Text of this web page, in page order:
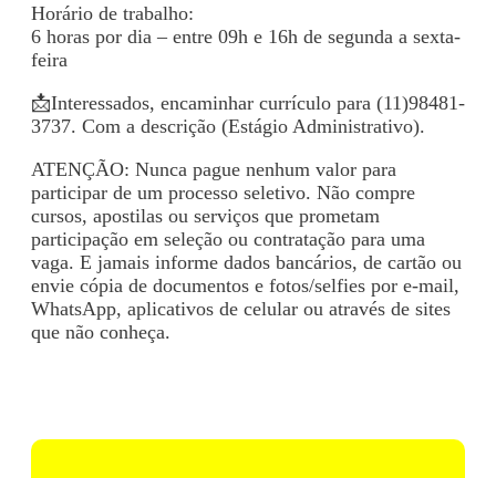
Horário de trabalho:
6 horas por dia – entre 09h e 16h de segunda a sexta-
feira
📩Interessados, encaminhar currículo para (11)98481-
3737. Com a descrição (Estágio Administrativo).
ATENÇÃO: Nunca pague nenhum valor para
participar de um processo seletivo. Não compre
cursos, apostilas ou serviços que prometam
participação em seleção ou contratação para uma
vaga. E jamais informe dados bancários, de cartão ou
envie cópia de documentos e fotos/selfies por e-mail,
WhatsApp, aplicativos de celular ou através de sites
que não conheça.